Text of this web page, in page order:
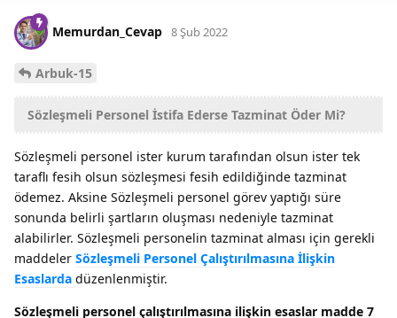
Memurdan_Cevap 8 Şub 2022
Arbuk-15
Sözleşmeli Personel İstifa Ederse Tazminat Öder Mi?
Sözleşmeli personel ister kurum tarafından olsun ister tek
taraflı fesih olsun sözleşmesi fesih edildiğinde tazminat
ödemez. Aksine Sözleşmeli personel görev yaptığı süre
sonunda belirli şartların oluşması nedeniyle tazminat
alabilirler. Sözleşmeli personelin tazminat alması için gerekli
maddeler Sözleşmeli Personel Çalıştırılmasına İlişkin
Esaslarda düzenlenmiştir.
Sözleşmeli personel çalıştırılmasına ilişkin esaslar madde 7